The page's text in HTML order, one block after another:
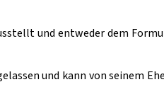
und entweder dem
und kann von seinem